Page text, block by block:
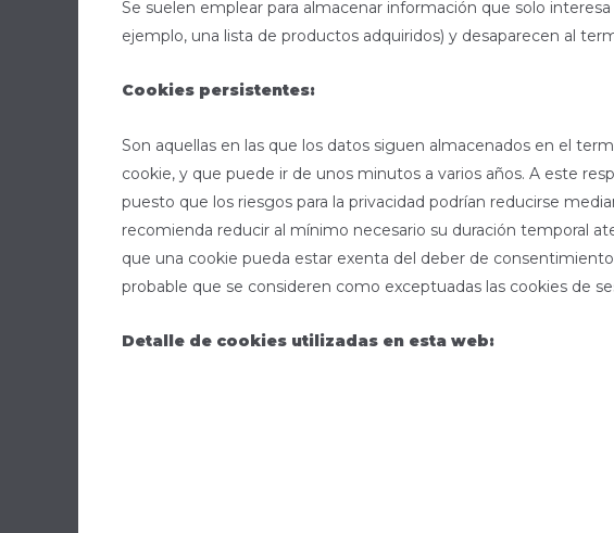
Se suelen emplear para almacenar información que solo
ejemplo, una lista de productos adquiridos) y desaparecen al
Cookies persistentes:
Son aquellas en las que los datos siguen almacenados en el
cookie, y que puede ir de unos minutos a varios años. A este
puesto que los riesgos para la privacidad podrían reducirse
recomienda reducir al mínimo necesario su duración temporal
que una cookie pueda estar exenta del deber de
probable que se consideren como exceptuadas las cookies de
Detalle de cookies utilizadas en esta web: